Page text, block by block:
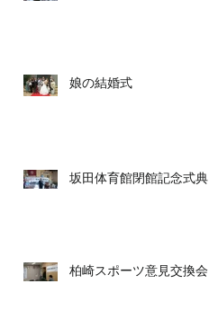
娘の結婚式
坂田体育館閉館記念式典
柏崎スポーツ意見交換会